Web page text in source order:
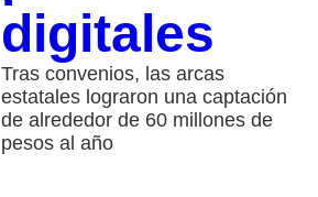
digitales
Tras convenios, las arcas
estatales lograron una captación
de alrededor de 60 millones de
pesos al año